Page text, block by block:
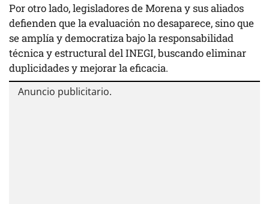
Por otro lado, legisladores de Morena y sus aliados
defienden que la evaluación no desaparece, sino que
se amplía y democratiza bajo la responsabilidad
técnica y estructural del INEGI, buscando eliminar
duplicidades y mejorar la eficacia.